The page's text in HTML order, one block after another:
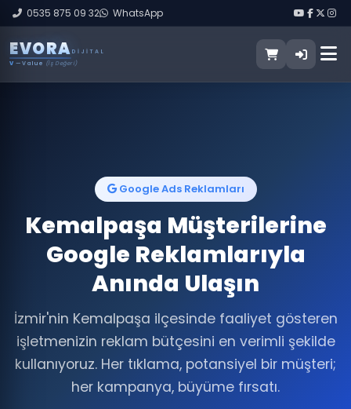
0535 875 09 32 WhatsApp
EVORA DIJITAL
V — Value (İş Değeri)
Google Ads Reklamları
Kemalpaşa Müşterilerine
Google Reklamlarıyla
Anında Ulaşın
İzmir'nin Kemalpaşa ilçesinde faaliyet gösteren
işletmenizin reklam bütçesini en verimli şekilde
kullanıyoruz. Her tıklama, potansiyel bir müşteri;
her kampanya, büyüme fırsatı.